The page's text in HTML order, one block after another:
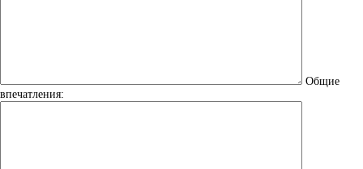
Общие
впечатления: